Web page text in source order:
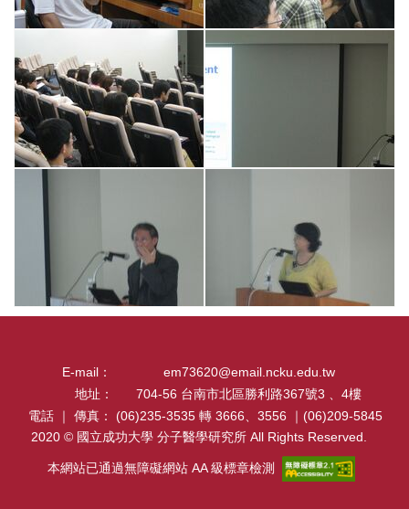
E-mail：
em73620@email.ncku.edu.tw
地址：
704-56 台南市北區勝利路367號3 、4樓
電話 ｜ 傳真：
(06)235-3535 轉 3666、3556 ｜(06)209-5845
2020 © 國立成功大學 分子醫學研究所 All Rights Reserved.
本網站已通過無障礙網站 AA 級標章檢測